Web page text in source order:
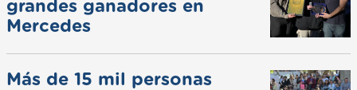
grandes ganadores en
Mercedes
Más de 15 mil personas